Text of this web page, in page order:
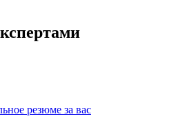
резюме за вас